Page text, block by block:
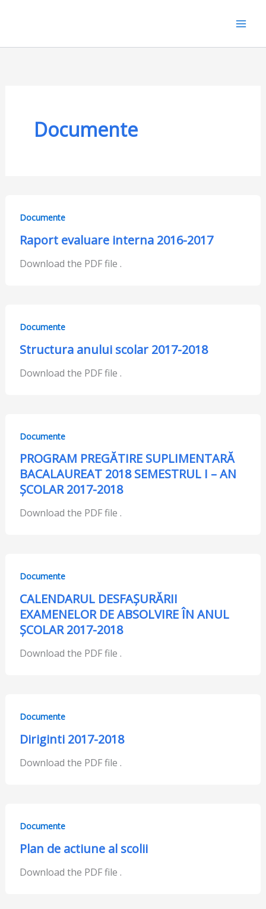
Documente
Documente
Raport evaluare interna 2016-2017
Download the PDF file .
Documente
Structura anului scolar 2017-2018
Download the PDF file .
Documente
PROGRAM PREGĂTIRE SUPLIMENTARĂ
BACALAUREAT 2018 SEMESTRUL I – AN
ȘCOLAR 2017-2018
Download the PDF file .
Documente
CALENDARUL DESFAȘURĂRII
EXAMENELOR DE ABSOLVIRE ÎN ANUL
ȘCOLAR 2017-2018
Download the PDF file .
Documente
Diriginti 2017-2018
Download the PDF file .
Documente
Plan de actiune al scolii
Download the PDF file .